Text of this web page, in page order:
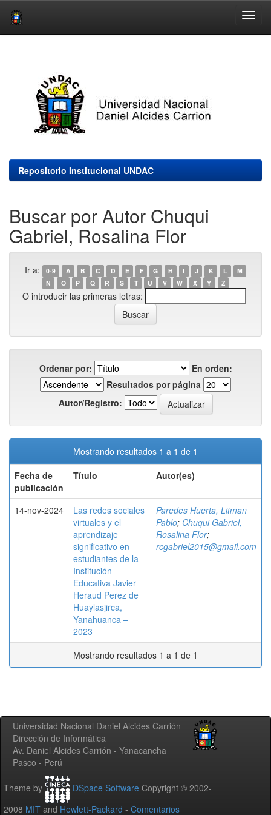
Repositorio Institucional UNDAC
Buscar por Autor Chuqui
Gabriel, Rosalina Flor
Ir a: 0-9 A B C D E F G H I J K L
M
N
O P Q R S T U V W X Y Z
O introducir las primeras letras:
Ordenar por:
En orden:
Resultados por página
Autor/Registro:
Mostrando resultados 1 a 1 de 1
Fecha de
publicación
Título Autor(es)
14-nov-2024
Las redes sociales
virtuales y el
aprendizaje
significativo en
estudiantes de la
Institución
Educativa Javier
Heraud Perez de
Huaylasjirca,
Yanahuanca –
2023
Paredes Huerta, Litman
Pablo; Chuqui Gabriel,
Rosalina Flor;
rcgabriel2015@gmail.com
Mostrando resultados 1 a 1 de 1
Universidad Nacional Daniel Alcides Carrión
Dirección de Informática
Av. Daniel Alcides Carrión - Yanacancha
Pasco - Perú
Theme by DSpace Software Copyright © 2002-
2008 MIT and Hewlett-Packard - Comentarios